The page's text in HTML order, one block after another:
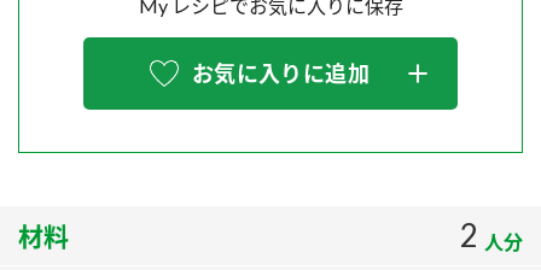
千夜
スペシャルサイト
ぽん酢サワー
MIM（ミツカンミュージアム）
各部門が大切にしていること
販売終了製品のご案内
よくあるご質問
地図から取り扱い店舗を探す
My レシピでお気に入りに保存
お気に入りに追加
材料 2 人分